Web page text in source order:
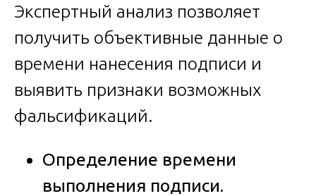
Экспертный анализ позволяет
получить объективные данные о
времени нанесения подписи и
выявить признаки возможных
фальсификаций.
Определение времени
выполнения подписи.